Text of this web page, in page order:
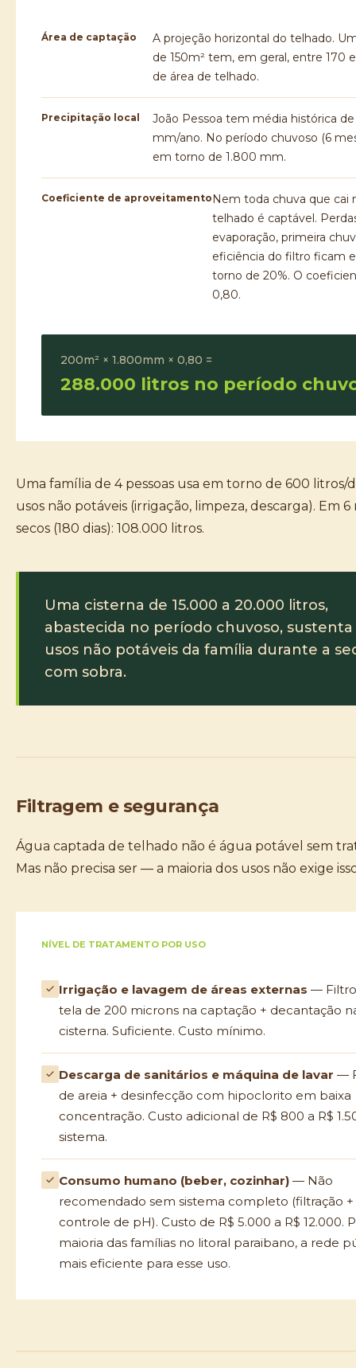
Área de captação
A projeção horizontal do telhado.
de 150m² tem, em geral, entre 170
de área de telhado.
Precipitação local
João Pessoa tem média histórica de
mm/ano. No período chuvoso (6
em torno de 1.800 mm.
Coeficiente de aproveitamento Nem toda chuva que cai
telhado é captável.
evaporação, primeira
eficiência do filtro ficam
torno de 20%. O
0,80.
200m² × 1.800mm × 0,80 =
288.000 litros no período
Uma família de 4 pessoas usa em torno de 600 litros/
usos não potáveis (irrigação, limpeza, descarga). Em 6
secos (180 dias): 108.000 litros.
Uma cisterna de 15.000 a 20.000 litros,
abastecida no período chuvoso, sustenta
usos não potáveis da família durante a
com sobra.
Filtragem e segurança
Água captada de telhado não é água potável sem
Mas não precisa ser — a maioria dos usos não exige
NÍVEL DE TRATAMENTO POR USO
Irrigação e lavagem de áreas externas —
tela de 200 microns na captação + decantação
cisterna. Suficiente. Custo mínimo.
Descarga de sanitários e máquina de lavar —
de areia + desinfecção com hipoclorito em baixa
concentração. Custo adicional de R$ 800 a R$
sistema.
Consumo humano (beber, cozinhar) — Não
recomendado sem sistema completo (filtração +
controle de pH). Custo de R$ 5.000 a R$ 12.000.
maioria das famílias no litoral paraibano, a rede
mais eficiente para esse uso.